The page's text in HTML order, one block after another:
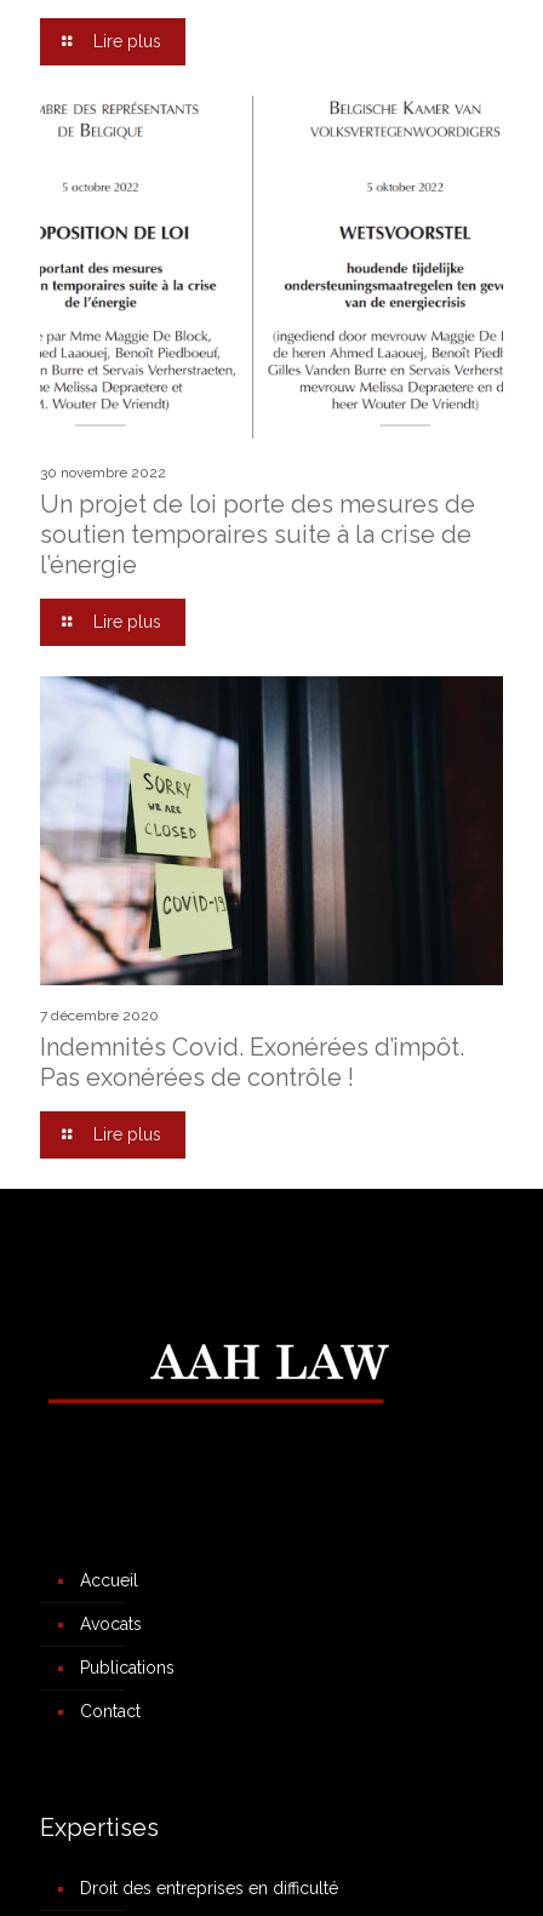
Lire plus
30 novembre 2022
Un projet de loi porte des mesures de
soutien temporaires suite à la crise de
l’énergie
Lire plus
7 décembre 2020
Indemnités Covid. Exonérées d’impôt.
Pas exonérées de contrôle !
Lire plus
Accueil
Avocats
Publications
Contact
Expertises
Droit des entreprises en difficulté